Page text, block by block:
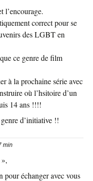
l’encourage.
correct pour se
des LGBT en
ce genre de film
à la prochaine série avec
où l’hsitoire d’un
14 ans !!!!
d’initiative !!
min
pour échanger avec vous